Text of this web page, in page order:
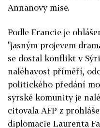
Annanovy mise.
Podle Francie je
"jasným projevem
se dostal konflikt v
naléhavost příměří,
politického předání
syrské komunity je
citovala AFP z
diplomacie Laurenta